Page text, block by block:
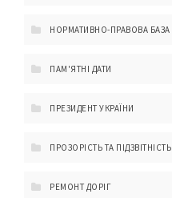
НОРМАТИВНО-ПРАВОВА БАЗА
ПАМ'ЯТНІ ДАТИ
ПРЕЗИДЕНТ УКРАЇНИ
ПРОЗОРІСТЬ ТА ПІДЗВІТНІСТЬ
РЕМОНТ ДОРІГ